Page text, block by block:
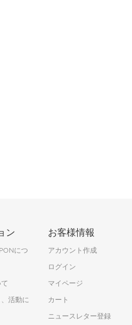
ン
につ
活動に
お客様情報
アカウント作成
ログイン
マイページ
カート
ニュースレター登録